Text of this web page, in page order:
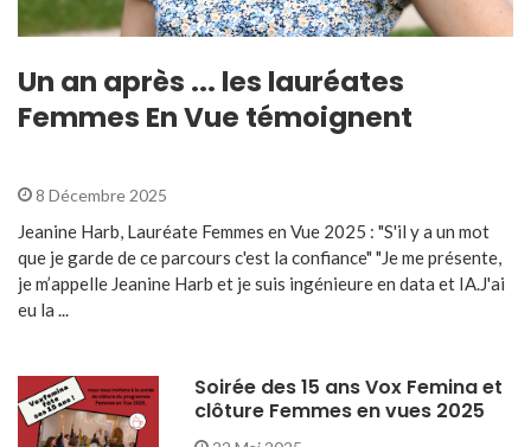
Un an après ... les lauréates
Femmes En Vue témoignent
8 Décembre 2025
Jeanine Harb, Lauréate Femmes en Vue 2025 : "S'il y a un mot
que je garde de ce parcours c'est la confiance" "Je me présente,
je m’appelle Jeanine Harb et je suis ingénieure en data et IA.J'ai
eu la ...
Soirée des 15 ans Vox Femina et
clôture Femmes en vues 2025